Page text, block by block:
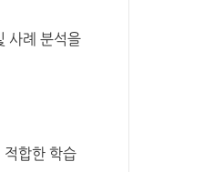
사례 분석을
적합한 학습